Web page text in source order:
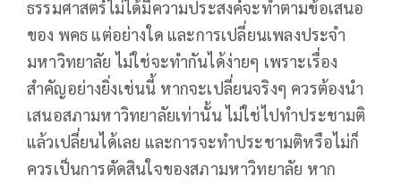
ธรรมศาสตร์ไม่ได้มีความประสงค์จะทำตามข้อเสนอ
ของ พคธ แต่อย่างใด และการเปลี่ยนเพลงประจำ
มหาวิทยาลัย ไม่ใช่จะทำกันได้ง่ายๆ เพราะเรื่อง
สำคัญอย่างยิ่งเช่นนี้ หากจะเปลี่ยนจริงๆ ควรต้องนำ
เสนอสภามหาวิทยาลัยเท่านั้น ไม่ใช่ไปทำประชามติ
แล้วเปลี่ยนได้เลย และการจะทำประชามติหรือไม่ก็
ควรเป็นการตัดสินใจของสภามหาวิทยาลัย หาก